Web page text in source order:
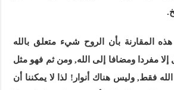
المقارنة بأن الروح شيء متعلق بالله
إلا مفردا ومضافا إلى الله, ومن ثم فهو مثل
الله فقط, وليس هناك أنوار! لذا لا يمكننا أن